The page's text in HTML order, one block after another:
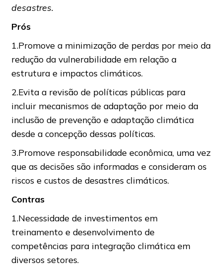
desastres.
Prós
1.Promove a minimização de perdas por meio da
redução da vulnerabilidade em relação a
estrutura e impactos climáticos.
2.Evita a revisão de políticas públicas para
incluir mecanismos de adaptação por meio da
inclusão de prevenção e adaptação climática
desde a concepção dessas políticas.
3.Promove responsabilidade econômica, uma vez
que as decisões são informadas e consideram os
riscos e custos de desastres climáticos.
Contras
1.Necessidade de investimentos em
treinamento e desenvolvimento de
competências para integração climática em
diversos setores.